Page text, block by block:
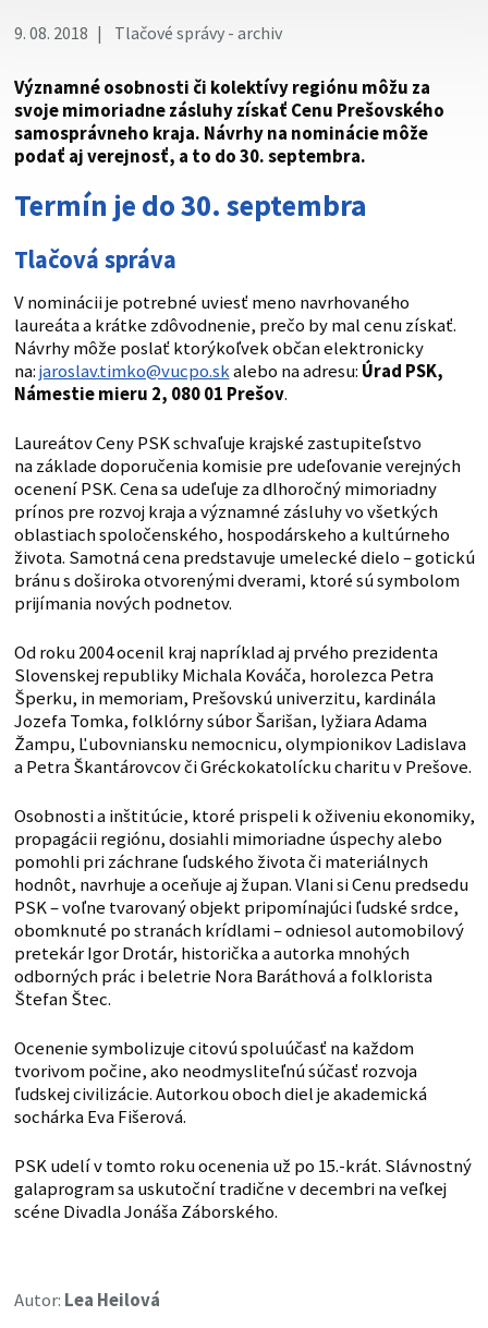
9. 08. 2018 Tlačové správy - archiv
Významné osobnosti či kolektívy regiónu môžu za
svoje mimoriadne zásluhy získať Cenu Prešovského
samosprávneho kraja. Návrhy na nominácie môže
podať aj verejnosť, a to do 30. septembra.
Termín je do 30. septembra
Tlačová správa
V nominácii je potrebné uviesť meno navrhovaného
laureáta a krátke zdôvodnenie, prečo by mal cenu získať.
Návrhy môže poslať ktorýkoľvek občan elektronicky
na:jaroslav.timko@vucpo.skalebo na adresu: Úrad PSK,
Námestie mieru 2, 080 01 Prešov.
Laureátov Ceny PSK schvaľuje krajské zastupiteľstvo
na základe doporučenia komisie pre udeľovanie verejných
ocenení PSK. Cena sa udeľuje za dlhoročný mimoriadny
prínos pre rozvoj kraja a významné zásluhy vo všetkých
oblastiach spoločenského, hospodárskeho a kultúrneho
života. Samotná cena predstavuje umelecké dielo – gotickú
bránu s doširoka otvorenými dverami, ktoré sú symbolom
prijímania nových podnetov.
Od roku 2004 ocenil kraj napríklad aj prvého prezidenta
Slovenskej republiky Michala Kováča, horolezca Petra
Šperku, in memoriam, Prešovskú univerzitu, kardinála
Jozefa Tomka, folklórny súbor Šarišan, lyžiara Adama
Žampu, Ľubovniansku nemocnicu, olympionikov Ladislava
a Petra Škantárovcov či Gréckokatolícku charitu v Prešove.
Osobnosti a inštitúcie, ktoré prispeli k oživeniu ekonomiky,
propagácii regiónu, dosiahli mimoriadne úspechy alebo
pomohli pri záchrane ľudského života či materiálnych
hodnôt, navrhuje a oceňuje aj župan. Vlani si Cenu predsedu
PSK – voľne tvarovaný objekt pripomínajúci ľudské srdce,
obomknuté po stranách krídlami – odniesol automobilový
pretekár Igor Drotár, historička a autorka mnohých
odborných prác i beletrie Nora Baráthová a folklorista
Štefan Štec.
Ocenenie symbolizuje citovú spoluúčasť na každom
tvorivom počine, ako neodmysliteľnú súčasť rozvoja
ľudskej civilizácie. Autorkou oboch diel je akademická
sochárka Eva Fišerová.
PSK udelí v tomto roku ocenenia už po 15.-krát. Slávnostný
galaprogram sa uskutoční tradične v decembri na veľkej
scéne Divadla Jonáša Záborského.
Autor: Lea Heilová